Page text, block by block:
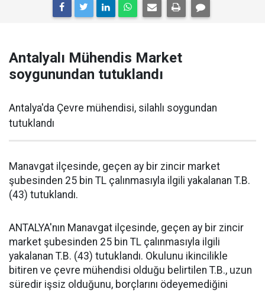
Antalyalı Mühendis Market
soygunundan tutuklandı
Antalya'da Çevre mühendisi, silahlı soygundan
tutuklandı
Manavgat ilçesinde, geçen ay bir zincir market
şubesinden 25 bin TL çalınmasıyla ilgili yakalanan T.B.
(43) tutuklandı.
ANTALYA'nın Manavgat ilçesinde, geçen ay bir zincir
market şubesinden 25 bin TL çalınmasıyla ilgili
yakalanan T.B. (43) tutuklandı. Okulunu ikincilikle
bitiren ve çevre mühendisi olduğu belirtilen T.B., uzun
süredir işsiz olduğunu, borçlarını ödeyemediğini